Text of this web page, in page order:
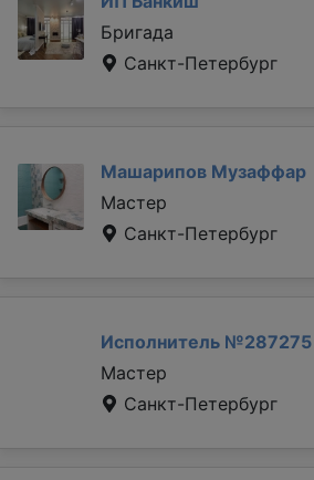
Бригада
Санкт-Петербург
Машарипов Музаффар
Мастер
Санкт-Петербург
Исполнитель №287275
Мастер
Санкт-Петербург